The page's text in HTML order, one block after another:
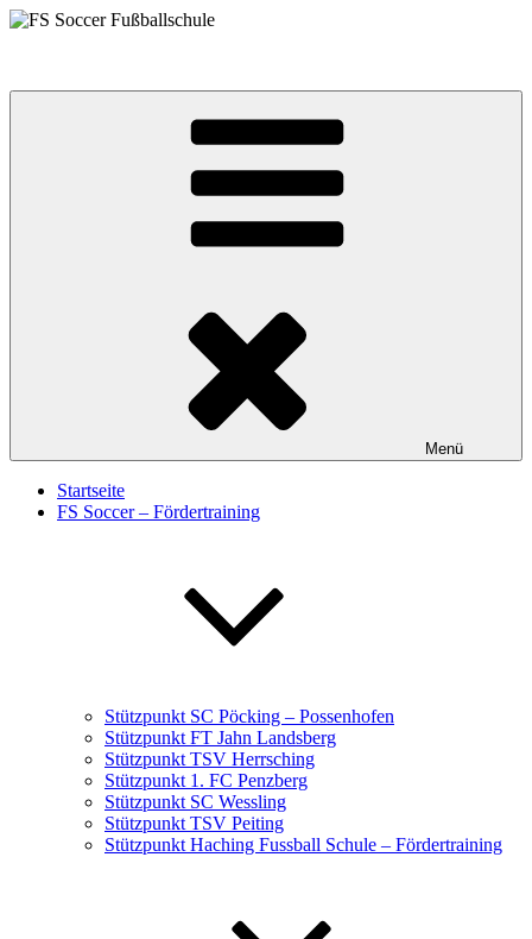
Zum
Menü
Startseite
FS Soccer – Fördertraining
Stützpunkt SC Pöcking – Possenhofen
Stützpunkt FT Jahn Landsberg
Stützpunkt TSV Herrsching
Stützpunkt 1. FC Penzberg
Stützpunkt SC Wessling
Stützpunkt TSV Peiting
Stützpunkt Haching Fussball Schule – Fördertraining